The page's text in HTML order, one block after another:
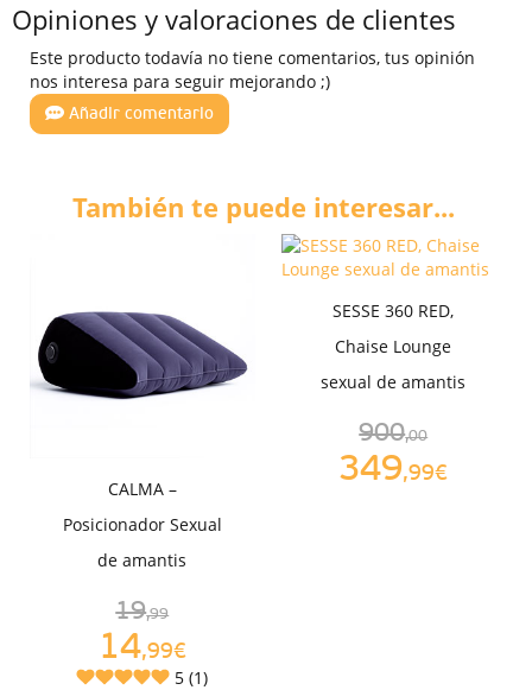
Opiniones y valoraciones de clientes
Este producto todavía no tiene comentarios, tus opinión
nos interesa para seguir mejorando ;)
Añadir comentario
También te puede interesar...
CALMA –
Posicionador Sexual
de amantis
19,99
14,99€
5 (1)
SESSE 360 RED,
Chaise Lounge
sexual de amantis
900,00
349,99€